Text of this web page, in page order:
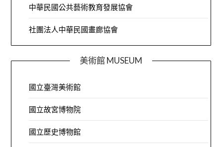
中華民國公共藝術教育發展協會
社團法人中華民國畫廊協會
美術館 MUSEUM
國立臺灣美術館
國立故宮博物院
國立歷史博物館